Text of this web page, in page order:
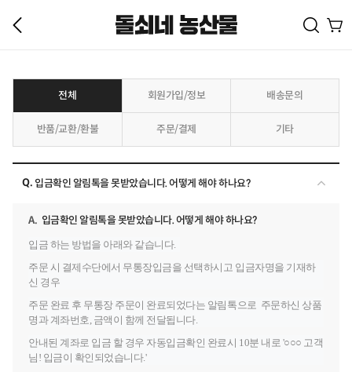
전체 회원가입/정보 배송문의
반품/교환/환불 주문/결제 기타
Q. 입금확인 알림톡을 못받았습니다. 어떻게 해야 하나요?
A. 입금확인 알림톡을 못받았습니다. 어떻게 해야 하나요?
입금 하는 방법을 아래와 같습니다.
주문 시 결제수단에서 무통장입금을 선택하시고 입금자명을 기재하
신 경우
주문 완료 후 무통장 주문이 완료되었다는 알림톡으로 주문하신 상품
명과 계좌번호, 금액이 함께 전달됩니다.
안내된 계좌로 입금 할 경우 자동입금확인 완료시 10분 내로 '○○○ 고객
님! 입금이 확인되었습니다.'